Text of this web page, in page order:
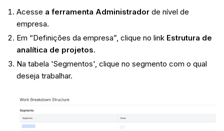
Acesse a ferramenta Administradorde nível de
empresa.
Em “Definições da empresa”, clique no link Estrutura de
analítica de projetos.
Na tabela 'Segmentos', clique no segmento com o qual
deseja trabalhar.